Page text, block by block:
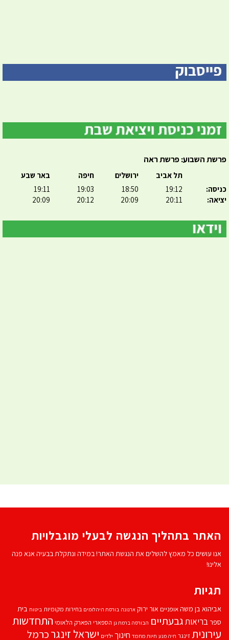
פרשת השבוע: פרשת ראה
כניסה:
יציאה:
תל אביב
19:12
20:11
ירושלים
18:50
20:09
חיפה
19:03
20:12
באר שבע
19:11
20:09
האתר בתהליך הנגשה לבעלי מוגבלויות
אנו עושים כל מאמץ להשלים את הנגשת האתר! במידה ונתקלת בבעיה אנא פנה
אלינו!
תגיות
אביהוא בן משהאופניים אור ירוק ארנונה בורסת היהלומים בחירות מקומיות ביטוח בית
ספרבריאותגבעתיים הבורסה ברמת גן הספארי הפארק הלאומי התחדשות
עירוניתזינגר חיה מנע חיות מחמד חינוך ילדים ישראל זינגרכרמל